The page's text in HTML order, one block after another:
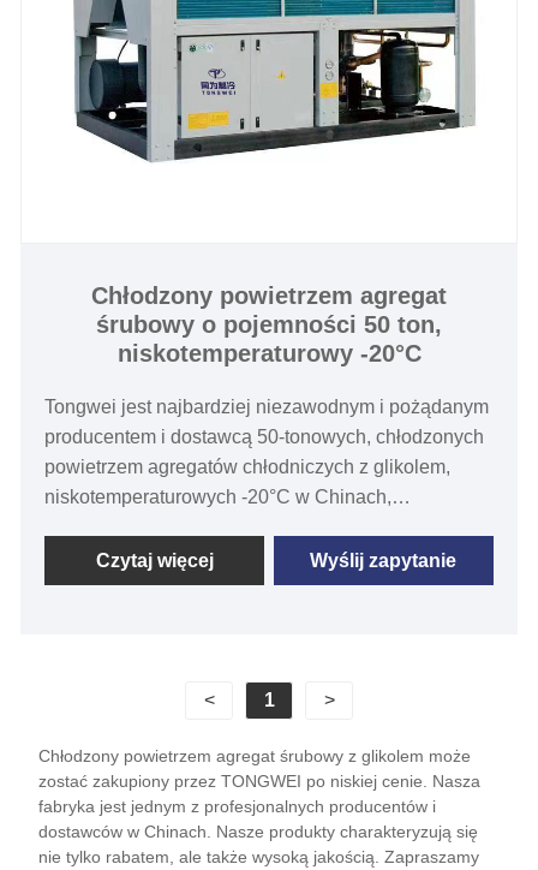
precyzyjnej kontroli bardzo niskiej temperatury. Jeśli
planujesz kupić niezamarzającego, chłodzonego,
przyjaznego dla środowiska producenta i dostawcę
przemysłowych agregatów chłodniczych
glikolowych w Chinach, skontaktuj się z nami, nie
Wydajność chłodnicza: 30 ton do 100 ton
Temperatura wody lodowej: -30 ℃ do 5 ℃
R404a
Zasilanie: 380 V/50 HZ / 3PH (standardowe) / 208-
480 V/60 HZ/3PH (dostosowane)
Marka kompresora: kompresor śrubowy
Hanbell/Bitzer
Typ parownika: płaszczowo-rurowy
Chłodzony powietrzem agregat
śrubowy o pojemności 50 ton,
niskotemperaturowy -20°C
Tongwei jest najbardziej niezawodnym i pożądanym
producentem i dostawcą 50-tonowych, chłodzonych
powietrzem agregatów chłodniczych z glikolem,
niskotemperaturowych -20°C w Chinach,
doświadczenie. Chłodzony powietrzem agregat
śrubowy glikolowy o mocy chłodniczej od 80 kW do
ŚRUBOWĄ, parownik płaszczowo-rurowy, sterownik
temperatury PLC. Jest szeroko stosowany w
fermentacji. Jeśli zaopatrujesz się w wysokiej
jakości, utrzymujący optymalną temperaturę
przemysłowy agregat chłodniczy glikolowy w
Chinach? Skontaktuj się z nami, nie możemy się
Czytaj więcej Wyślij zapytanie
< 1 >
Chłodzony powietrzem agregat śrubowy z glikolem może
zostać zakupiony przez TONGWEI po niskiej cenie. Nasza
fabryka jest jednym z profesjonalnych producentów i
dostawców w Chinach. Nasze produkty charakteryzują się
nie tylko rabatem, ale także wysoką jakością. Zapraszamy